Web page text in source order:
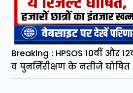
Breaking : HPSOS 10वीं और
व पुनर्निरीक्षण के नतीजे घोषित